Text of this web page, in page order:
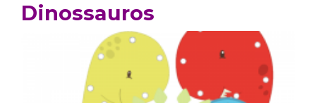
Dinossauros